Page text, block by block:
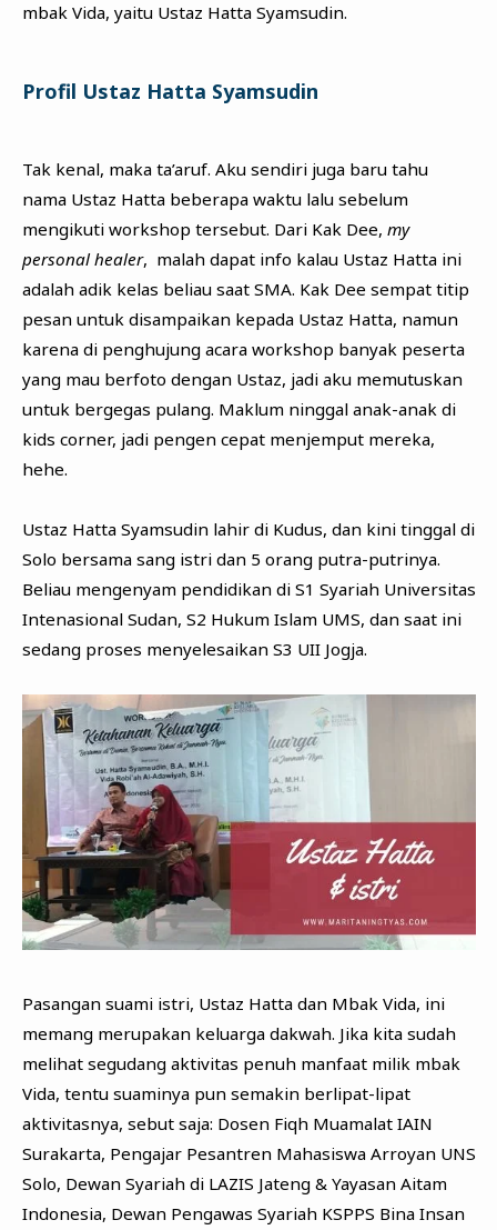
mbak Vida, yaitu Ustaz Hatta Syamsudin.
Profil Ustaz Hatta Syamsudin
Tak kenal, maka ta’aruf. Aku sendiri juga baru tahu
nama Ustaz Hatta beberapa waktu lalu sebelum
mengikuti workshop tersebut. Dari Kak Dee, my
personal healer, malah dapat info kalau Ustaz Hatta ini
adalah adik kelas beliau saat SMA. Kak Dee sempat titip
pesan untuk disampaikan kepada Ustaz Hatta, namun
karena di penghujung acara workshop banyak peserta
yang mau berfoto dengan Ustaz, jadi aku memutuskan
untuk bergegas pulang. Maklum ninggal anak-anak di
kids corner, jadi pengen cepat menjemput mereka,
hehe.
Ustaz Hatta Syamsudin lahir di Kudus, dan kini tinggal di
Solo bersama sang istri dan 5 orang putra-putrinya.
Beliau mengenyam pendidikan di S1 Syariah Universitas
Intenasional Sudan, S2 Hukum Islam UMS, dan saat ini
sedang proses menyelesaikan S3 UII Jogja.
Pasangan suami istri, Ustaz Hatta dan Mbak Vida, ini
memang merupakan keluarga dakwah. Jika kita sudah
melihat segudang aktivitas penuh manfaat milik mbak
Vida, tentu suaminya pun semakin berlipat-lipat
aktivitasnya, sebut saja: Dosen Fiqh Muamalat IAIN
Surakarta, Pengajar Pesantren Mahasiswa Arroyan UNS
Solo, Dewan Syariah di LAZIS Jateng & Yayasan Aitam
Indonesia, Dewan Pengawas Syariah KSPPS Bina Insan